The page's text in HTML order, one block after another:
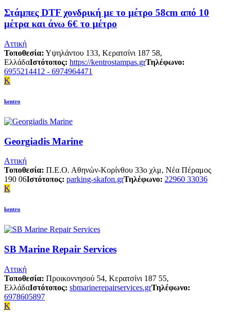
Στάμπες DTF χονδρική με το μέτρο 58cm από 10
μέτρα και άνω 6€ το μέτρο
Αττική
Τοποθεσία: Υψηλάντου 133, Κερατσίνι 187 58,
ΕλλάδαΙστότοπος: https://kentrostampas.grΤηλέφωνο:
6955214412 - 6974964471
K
kentro
Georgiadis Marine
Αττική
Τοποθεσία: Π.Ε.Ο. Αθηνών-Κορίνθου 33ο χλμ, Νέα Πέραμος
190 06Ιστότοπος: parking-skafon.grΤηλέφωνο: 22960 33036
K
kentro
SB Marine Repair Services
Αττική
Τοποθεσία: Προικοννησού 54, Κερατσίνι 187 55,
ΕλλάδαΙστότοπος: sbmarinerepairservices.grΤηλέφωνο:
6978605897
K